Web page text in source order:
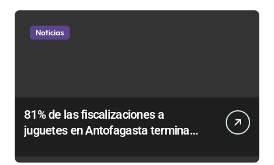
Noticias
81% de las fiscalizaciones a
juguetes en Antofagasta termina